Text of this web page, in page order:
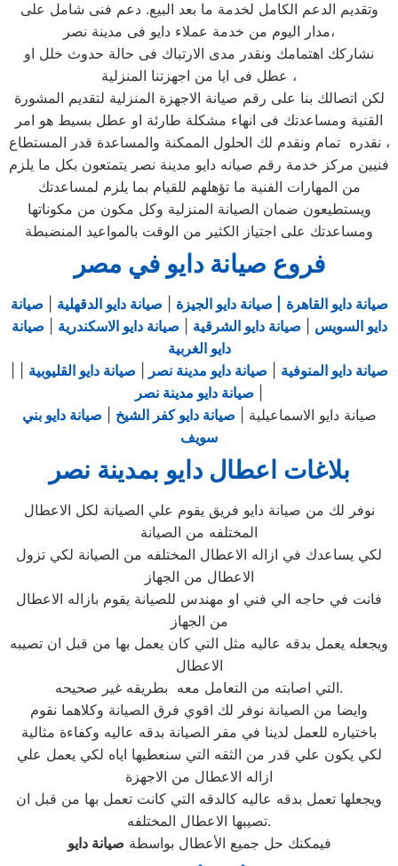
وتقديم الدعم الكامل لخدمة ما بعد البيع. دعم فنى شامل على
مدار اليوم من خدمة عملاء دايو فى مدينة نصر،
نشاركك اهتمامك ونقدر مدى الارتباك فى حالة حدوث خلل او
عطل فى ايا من اجهزتنا المنزلية ،
لكن اتصالك بنا على رقم صيانة الاجهزة المنزلية لتقديم المشورة
القنية ومساعدتك فى انهاء مشكلة طارئة او عطل بسيط هو امر
نقدره تمام ونقدم لك الحلول الممكنة والمساعدة قدر المستطاع ،
فنيين مركز خدمة رقم صيانه دايو مدينة نصر يتمتعون بكل ما يلزم
من المهارات الفنية ما تؤهلهم للقيام بما يلزم لمساعدتك
ويستطيعون ضمان الصيانة المنزلية وكل مكون من مكوناتها
ومساعدتك على اجتياز الكثير من الوقت بالمواعيد المنضبطة
فروع صيانة دايو في مصر
صيانة دايو القاهرة | صيانة دايو الجيزة صيانة دايو الدقهلية
صيانة
دايو السويس
صيانة دايو الشرقية صيانة دايو الاسكندرية
صيانة
دايو الغربية
صيانة دايو المنوفية صيانة دايو مدينة نصر صيانة دايو القليوبية
صيانة دايو مدينة نصر
صيانة دايو الاسماعيلية | صيانة دايو كفر الشيخ
صيانة دايو بني
سويف
بلاغات اعطال دايو بمدينة نصر
نوفر لك من صيانة دايو فريق يقوم علي الصيانة لكل الاعطال
المختلفه من الصيانة
لكي يساعدك في ازاله الاعطال المختلفه من الصيانة لكي تزول
الاعطال من الجهاز
فانت في حاجه الي فني او مهندس للصيانة يقوم بازاله الاعطال
من الجهاز
ويجعله يعمل بدقه عاليه مثل التي كان يعمل بها من قبل ان تصيبه
الاعطال
التي اصابته من التعامل معه بطريقه غير صحيحه.
وايضا من الصيانة نوفر لك اقوي فرق الصيانة وكلاهما نقوم
باختياره للعمل لدينا في مقر الصيانة بدقه عاليه وكفاءة مثالية
لكي يكون علي قدر من الثقه التي سنعطيها اياه لكي يعمل علي
ازاله الاعطال من الاجهزة
ويجعلها تعمل بدقه عاليه كالدقه التي كانت تعمل بها من قبل ان
تصيبها الاعطال المختلفه.
فيمكنك حل جميع الأعطال بواسطة صيانة دايو